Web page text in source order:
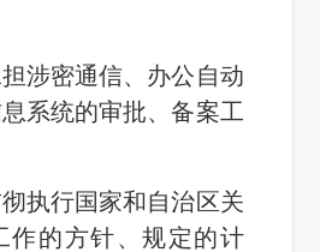
担涉密通信、办公自动
系统的审批、备案工
彻执行国家和自治区关
作的方针、规定的计